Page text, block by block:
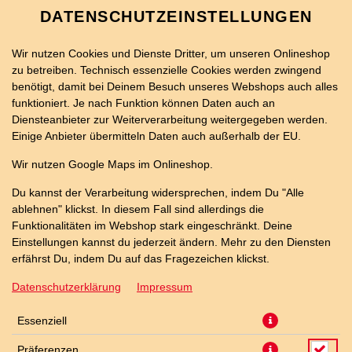
HIRTENKÄSE-ROLLO
DATENSCHUTZEINSTELLUNGEN
Wir nutzen Cookies und Dienste Dritter, um unseren Onlineshop
zu betreiben. Technisch essenzielle Cookies werden zwingend
benötigt, damit bei Deinem Besuch unseres Webshops auch alles
funktioniert. Je nach Funktion können Daten auch an
Diensteanbieter zur Weiterverarbeitung weitergegeben werden.
Einige Anbieter übermitteln Daten auch außerhalb der EU.
Wir nutzen Google Maps im Onlineshop.
Du kannst der Verarbeitung widersprechen, indem Du "Alle
ablehnen" klickst. In diesem Fall sind allerdings die
Funktionalitäten im Webshop stark eingeschränkt. Deine
Einstellungen kannst du jederzeit ändern. Mehr zu den Diensten
erfährst Du, indem Du auf das Fragezeichen klickst.
Datenschutzerklärung Impressum
Essenziell